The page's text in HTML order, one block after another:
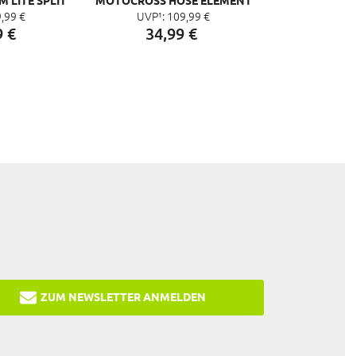
99 €
€
RACEWEAR V.22
UVP¹: 109, 99 €
34,99€
ZUM NEWSLETTER ANMELDEN